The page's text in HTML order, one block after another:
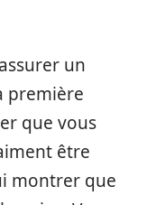
un
première
que vous
être
montrer que